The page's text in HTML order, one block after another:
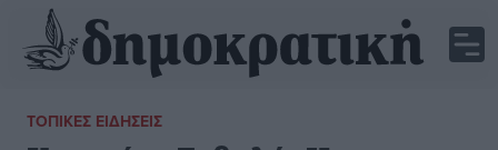
ΤΟΠΙΚΈΣ ΕΙΔΉΣΕΙΣ